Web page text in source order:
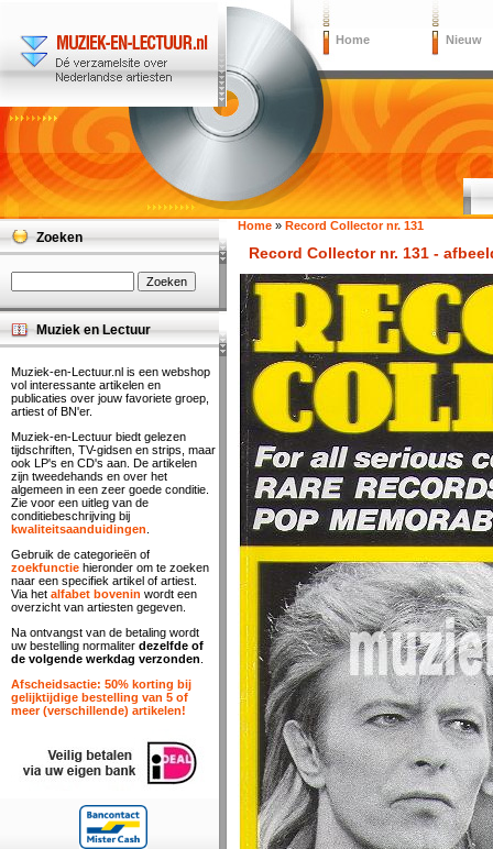
Home Nieuw
Home » Record Collector nr. 131
Record Collector nr. 131 -
Zoeken
Muziek en Lectuur
Muziek-en-Lectuur.nl is een webshop
vol interessante artikelen en
publicaties over jouw favoriete groep,
artiest of BN'er.
Muziek-en-Lectuur biedt gelezen
tijdschriften, TV-gidsen en strips, maar
ook LP's en CD's aan. De artikelen
zijn tweedehands en over het
algemeen in een zeer goede conditie.
Zie voor een uitleg van de
conditiebeschrijving bij
kwaliteitsaanduidingen
Gebruik de categorieën of
zoekfunctie hieronder om te zoeken
naar een specifiek artikel of artiest.
Via het alfabet bovenin wordt een
overzicht van artiesten gegeven.
Na ontvangst van de betaling wordt
uw bestelling normaliter dezelfde of
de volgende werkdag verzonden
Afscheidsactie: 50% korting bij
gelijktijdige bestelling van 5 of
meer (verschillende) artikelen!